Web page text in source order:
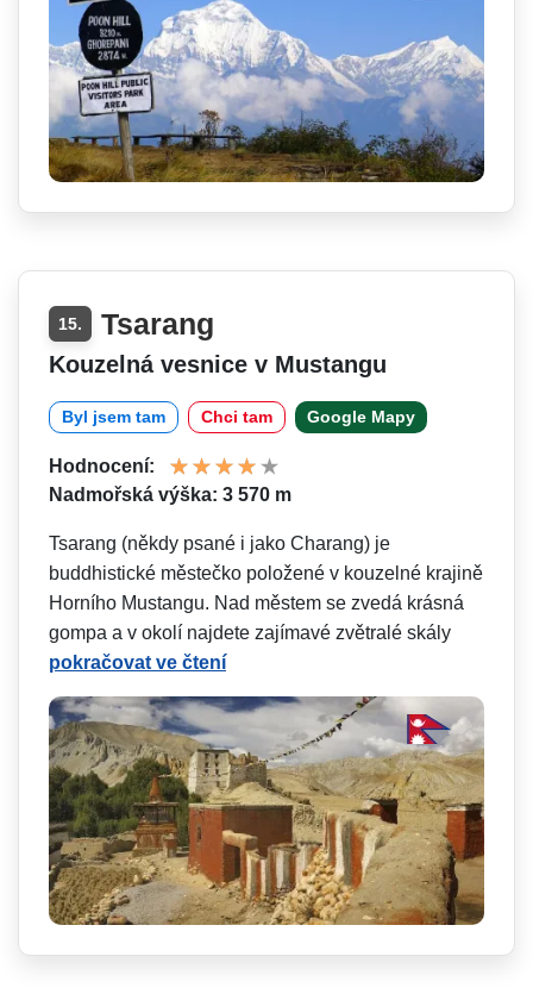
15. Tsarang
Kouzelná vesnice v Mustangu
Byl jsem tam Chci tam Google Mapy
Hodnocení:
Nadmořská výška: 3 570 m
Tsarang (někdy psané i jako Charang) je
buddhistické městečko položené v kouzelné krajině
Horního Mustangu. Nad městem se zvedá krásná
gompa a v okolí najdete zajímavé zvětralé skály
pokračovat ve čtení